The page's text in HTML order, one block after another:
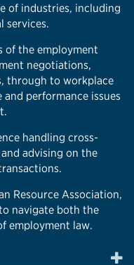
of industries, including
services.
of the employment
negotiations,
through to workplace
performance issues
handling cross-
advising on the
Resource Association,
navigate both the
employment law.